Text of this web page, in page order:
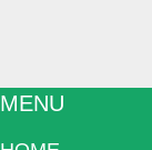
MENU